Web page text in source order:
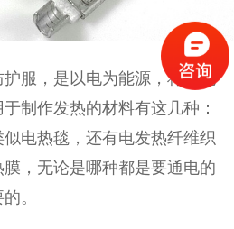
服，是以电为能源，将电能
制作发热的材料有这几种：
电热毯，还有电发热纤维织
，无论是哪种都是要通电的
。